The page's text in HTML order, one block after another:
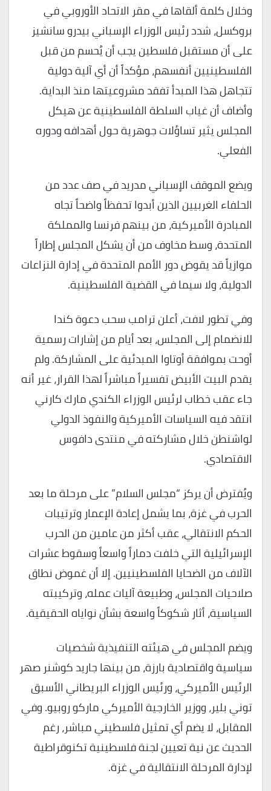
وخلال كلمة ألقاها في مقر الاتحاد الأوروبي في
بروكسل، شدد رئيس الوزراء الإسباني بيدرو سانشيز
على أن مستقبل فلسطين يجب أن يُحسم من قبل
الفلسطينيين أنفسهم، مؤكداً أن أي آلية دولية
تتجاهل هذا المبدأ تفقد مشروعيتها منذ البداية.
وأضاف أن غياب السلطة الفلسطينية عن هيكل
المجلس يثير تساؤلات جوهرية حول أهدافه ودوره
الفعلي.
ويضع الموقف الإسباني مدريد في صف عدد من
الحلفاء الغربيين الذين أبدوا تحفظاً واضحاً تجاه
المبادرة الأميركية، من بينهم فرنسا والمملكة
المتحدة، وسط مخاوف من أن يشكل المجلس إطاراً
موازياً قد يقوض دور الأمم المتحدة في إدارة النزاعات
الدولية، ولا سيما في القضية الفلسطينية.
وفي تطور لافت، أعلن ترامب سحب دعوة كندا
للانضمام إلى المجلس، بعد أيام من إشارات رسمية
أوحت بموافقة أوتاوا المبدئية على المشاركة. ولم
يقدم البيت الأبيض تفسيراً مباشراً لهذا القرار، غير أنه
جاء عقب خطاب لرئيس الوزراء الكندي مارك كارني
انتقد فيه السياسات الأميركية والنفوذ الدولي
لواشنطن خلال مشاركته في منتدى دافوس
الاقتصادي.
ويُفترض أن يركز “مجلس السلام” على مرحلة ما بعد
الحرب في غزة، بما يشمل إعادة الإعمار وترتيبات
الحكم الانتقالي، عقب أكثر من عامين من الحرب
الإسرائيلية التي خلفت دماراً واسعاً وسقوط عشرات
الآلاف من الضحايا الفلسطينيين. إلا أن غموض نطاق
صلاحيات المجلس، وطبيعة آليات عمله، وتركيبته
السياسية، أثار شكوكاً واسعة بشأن نواياه الحقيقية.
ويضم المجلس في هيئته التنفيذية شخصيات
سياسية واقتصادية بارزة، من بينها جاريد كوشنر صهر
الرئيس الأميركي، ورئيس الوزراء البريطاني الأسبق
توني بلير، ووزير الخارجية الأميركي ماركو روبيو. وفي
المقابل، لا يضم أي تمثيل فلسطيني مباشر، رغم
الحديث عن نية تعيين لجنة فلسطينية تكنوقراطية
لإدارة المرحلة الانتقالية في غزة.